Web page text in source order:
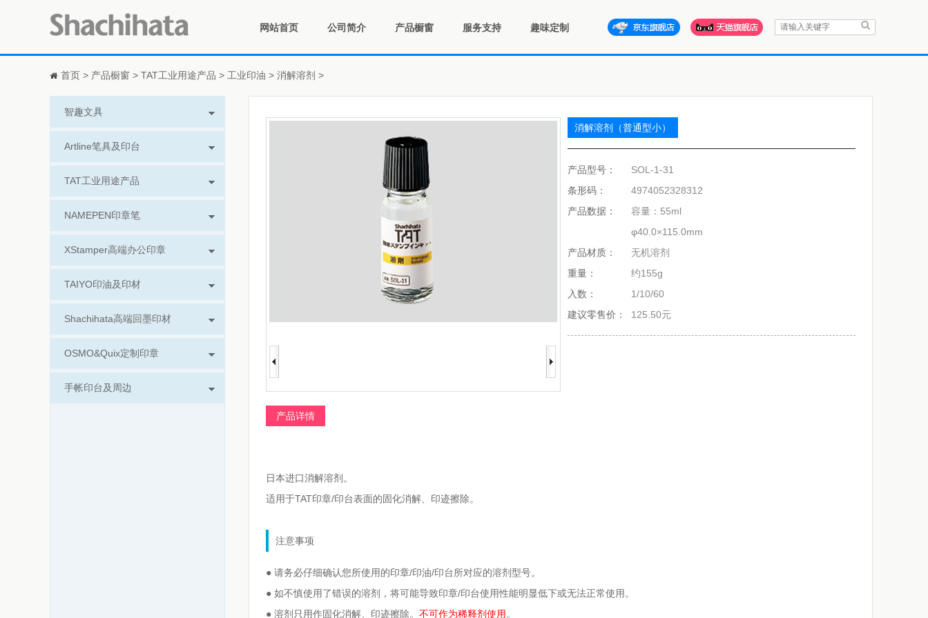
网站首页 公司简介 产品橱窗 服务支持 趣味定制
首页 > 产品橱窗 > TAT工业用途产品 > 工业印油 > 消解溶剂 >
智趣文具
Artline笔具及印台
TAT工业用途产品
NAMEPEN印章笔
XStamper高端办公印章
TAIYO印油及印材
Shachihata高端回墨印材
OSMO&Quix定制印章
手帐印台及周边
消解溶剂（普通型小）
产品型号：
SOL-1-31
条形码：
4974052328312
产品数据：
容量：55ml
φ40.0×115.0mm
产品材质：
无机溶剂
重量：
约155g
入数：
1/10/60
建议零售价：
125.50元
产品详情
日本进口消解溶剂。
适用于TAT印章/印台表面的固化消解、印迹擦除。
注意事项
● 请务必仔细确认您所使用的印章/印油/印台所对应的溶剂型号。
● 如不慎使用了错误的溶剂，将可能导致印章/印台使用性能明显低下或无法正常使用。
● 溶剂只用作固化消解、印迹擦除。 不可作为稀释剂使用 。